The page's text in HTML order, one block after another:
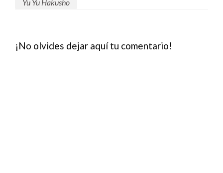
Yu Yu Hakusho
¡No olvides dejar aquí tu comentario!